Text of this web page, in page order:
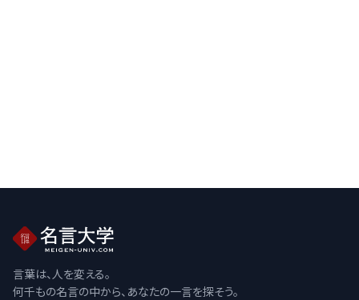
言葉は、人を変える。
何千もの名言の中から、あなたの一言を探そう。